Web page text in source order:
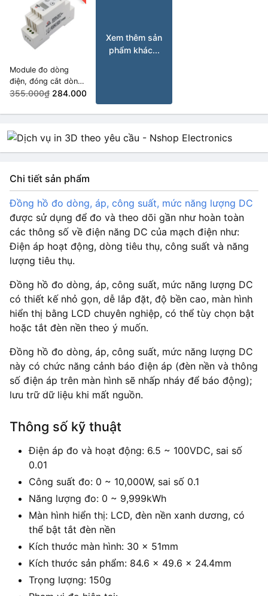
Module đo dòng
điện, đóng cắt dòng
một chiều 0-10A
tiếp
355.000₫ 284.000₫
Xem thêm sản
phẩm khác...
Chi tiết sản phẩm
Đồng hồ đo dòng, áp, công suất, mức năng lượng DC
được sử dụng để đo và theo dõi gần như hoàn toàn
các thông số về điện năng DC của mạch điện như:
Điện áp hoạt động, dòng tiêu thụ, công suất và năng
lượng tiêu thụ.
Đồng hồ đo dòng, áp, công suất, mức năng lượng DC
có thiết kế nhỏ gọn, dễ lắp đặt, độ bền cao, màn hình
hiển thị bằng LCD chuyên nghiệp, có thể tùy chọn bật
hoặc tắt đèn nền theo ý muốn.
Đồng hồ đo dòng, áp, công suất, mức năng lượng DC
này có chức năng cảnh báo điện áp (đèn nền và thông
số điện áp trên màn hình sẽ nhấp nháy để báo động);
lưu trữ dữ liệu khi mất nguồn.
Thông số kỹ thuật
Điện áp đo và hoạt động: 6.5 ~ 100VDC, sai số
0.01
Công suất đo: 0 ~ 10,000W, sai số 0.1
Năng lượng đo: 0 ~ 9,999kWh
Màn hình hiển thị: LCD, đèn nền xanh dương, có
thể bật tắt đèn nền
Kích thước màn hình: 30 x 51mm
Kích thước sản phẩm: 84.6 x 49.6 x 24.4mm
Trọng lượng: 150g